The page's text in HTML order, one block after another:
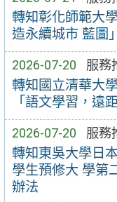
轉知彰化師範大
造永續城市 藍圖
2026-07-20 服務
轉知國立清華大
「語文學習，遠
2026-07-20 服務
轉知東吳大學日
學生預修大 學第
辦法